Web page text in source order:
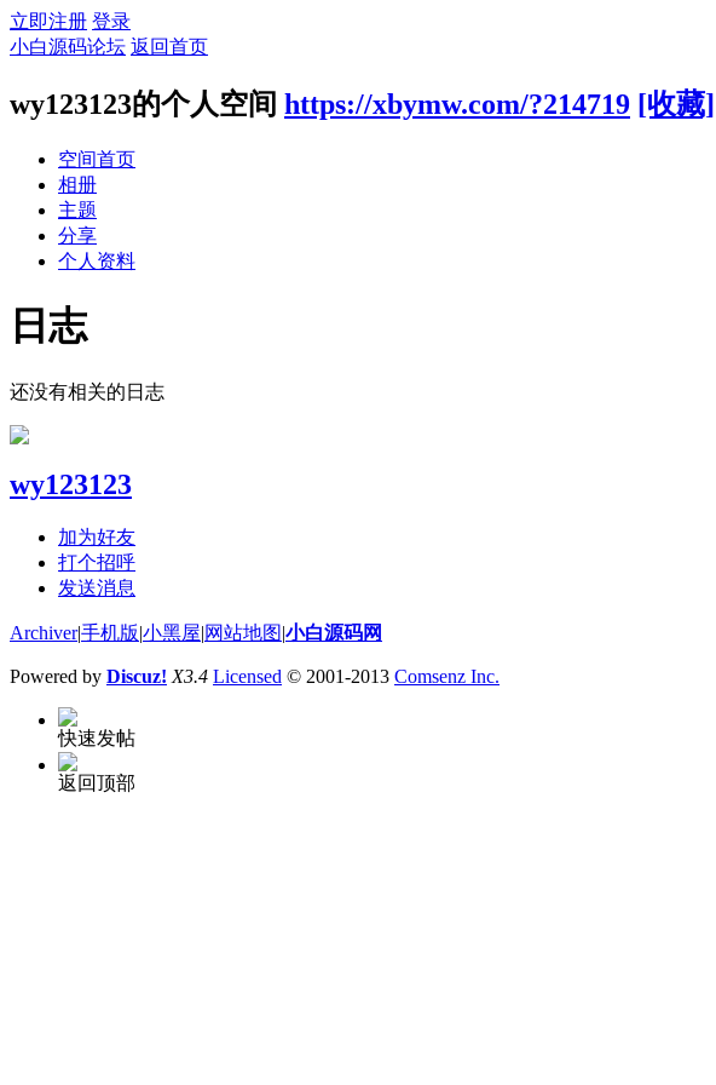
立即注册 登录
小白源码论坛 返回首页
wy123123的个人空间 https://xbymw.com/?214719 [收藏]
空间首页
相册
主题
分享
个人资料
日志
还没有相关的日志
wy123123
加为好友
打个招呼
发送消息
Archiver|手机版|小黑屋|网站地图|小白源码网
Powered by Discuz! X3.4 Licensed © 2001-2013 Comsenz Inc.
快速发帖
返回顶部